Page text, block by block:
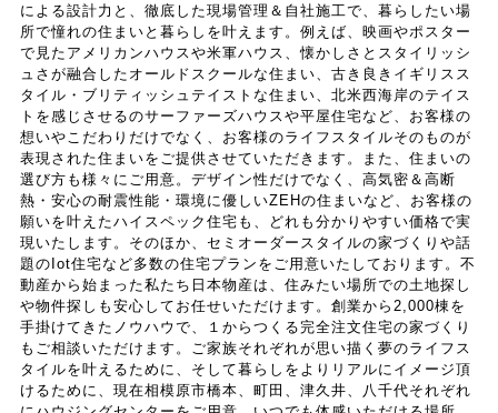
第３条（個人情報を収集・利用する目的）
当社が個人情報を収集・利用する目的は，以下のとおり
です。
（1）ユーザーに自分の登録情報の閲覧や修正，利用状況
の閲覧を行っていただくために，氏名，住所，連絡先，
支払方法などの登録情報，利用されたサービスや購入さ
れた商品，およびそれらの代金などに関する情報を表示
する目的
（2）ユーザーにお知らせや連絡をするためにメールアド
レスを利用する場合やユーザーに商品を送付したり必要
に応じて連絡したりするため，氏名や住所などの連絡先
情報を利用する目的
（3）ユーザーの本人確認を行うために，氏名，生年月
による設計力と、徹底した現場管理＆自社施工で、暮らしたい場
所で憧れの住まいと暮らしを叶えます。例えば、映画やポスター
で見たアメリカンハウスや米軍ハウス、懐かしさとスタイリッシ
ュさが融合したオールドスクールな住まい、古き良きイギリスス
タイル・ブリティッシュテイストな住まい、北米西海岸のテイス
トを感じさせるのサーファーズハウスや平屋住宅など、お客様の
想いやこだわりだけでなく、お客様のライフスタイルそのものが
表現された住まいをご提供させていただきます。また、住まいの
選び方も様々にご用意。デザイン性だけでなく、高気密＆高断
熱・安心の耐震性能・環境に優しいZEHの住まいなど、お客様の
願いを叶えたハイスペック住宅も、どれも分かりやすい価格で実
現いたします。そのほか、セミオーダースタイルの家づくりや話
題のIot住宅など多数の住宅プランをご用意いたしております。不
動産から始まった私たち日本物産は、住みたい場所での土地探し
や物件探しも安心してお任せいただけます。創業から2,000棟を
手掛けてきたノウハウで、１からつくる完全注文住宅の家づくり
もご相談いただけます。ご家族それぞれが思い描く夢のライフス
タイルを叶えるために、そして暮らしをよりリアルにイメージ頂
けるために、現在相模原市橋本、町田、津久井、八千代それぞれ